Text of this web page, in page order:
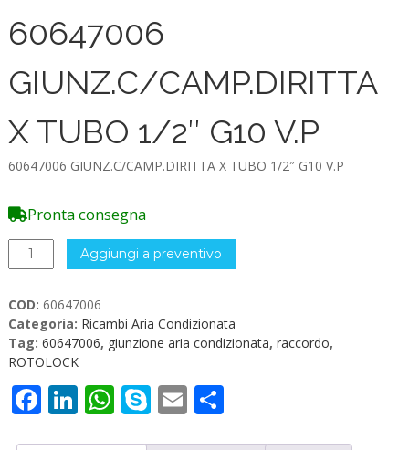
60647006
GIUNZ.C/CAMP.DIRITTA
X TUBO 1/2″ G10 V.P
60647006 GIUNZ.C/CAMP.DIRITTA X TUBO 1/2″ G10 V.P
Pronta consegna
60647006
GIUNZ.C/CAMP.DIRITTA
TUBO
1/2"
G10
V.P
quantità
Aggiungi a preventivo
COD: 60647006
Categoria: Ricambi Aria Condizionata
Tag: 60647006, giunzione aria condizionata, raccordo,
ROTOLOCK
Facebook
LinkedIn
WhatsApp
Skype
EmailCondividi